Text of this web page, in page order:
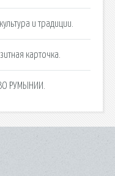
и традиции.
карточка.
РУМЫНИИ.